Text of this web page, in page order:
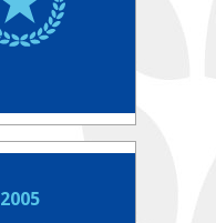
2005